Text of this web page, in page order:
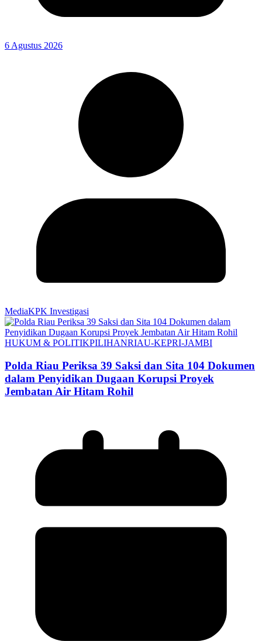
6 Agustus 2026
MediaKPK Investigasi
HUKUM & POLITIKPILIHANRIAU-KEPRI-JAMBI
Polda Riau Periksa 39 Saksi dan Sita 104 Dokumen
dalam Penyidikan Dugaan Korupsi Proyek
Jembatan Air Hitam Rohil